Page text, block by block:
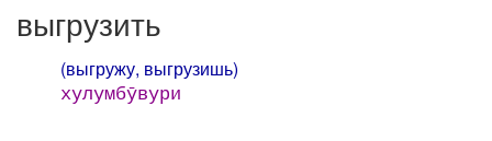
выгрузить
(выгружу, выгрузишь)
хулумбӯвури